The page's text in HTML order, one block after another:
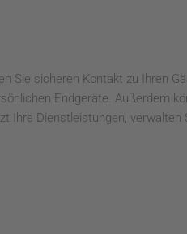
Sie sicheren Kontakt zu Ihren
Endgeräte. Außerdem
Ihre Dienstleistungen, verwalten